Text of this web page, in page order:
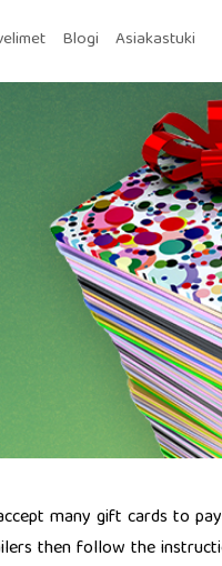
Blogi Asiakastuki
many gift cards to
then follow the